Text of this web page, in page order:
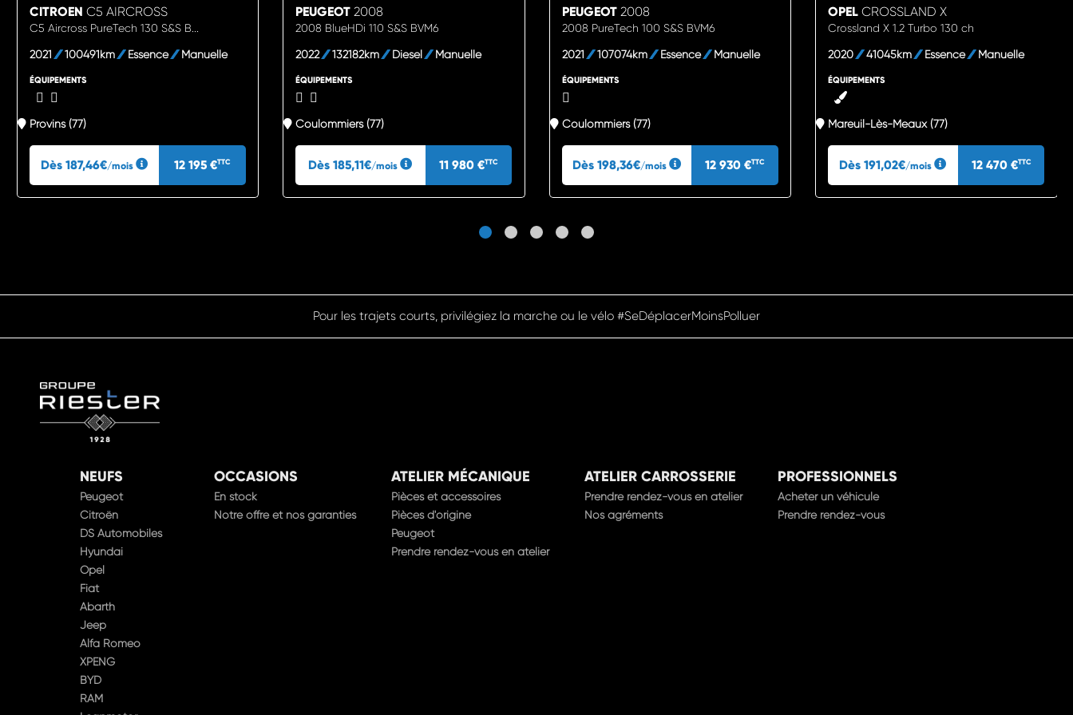
CITROEN C5 AIRCROSS
C5 Aircross PureTech 130 S&S B...
2021 100491km Essence Manuelle
ÉQUIPEMENTS
Provins (77)
Dès 187,46€/mois 12 195 €TTC
PEUGEOT 2008
2008 BlueHDi 110 S&S BVM6
2022 132182km Diesel Manuelle
ÉQUIPEMENTS
Coulommiers (77)
Dès 185,11€/mois 11 980 €TTC
PEUGEOT2008
2008 PureTech 100 S&S BVM6
2021 107074km Essence Manuelle
ÉQUIPEMENTS
Coulommiers (77)
Dès 198,36€/mois 12 930 €TTC
OPEL CROSSLAND X
Crossland X 1.2 Turbo 130 ch
2020 41045km Essence Manuelle
ÉQUIPEMENTS
Mareuil-Lès-Meaux (77)
Dès 191,02€/mois 12 470 €TTC
Pensez à covoiturer #SeDéplacerMoinsPolluer
NEUFS
Peugeot
Citroën
DS Automobiles
Hyundai
Opel
Fiat
Abarth
Jeep
Alfa Romeo
XPENG
BYD
RAM
OCCASIONS
En stock
Notre offre et nos garanties
ATELIER MÉCANIQUE
Pièces et accessoires
Pièces d'origine
Peugeot
Prendre rendez-vous en atelier
ATELIER CARROSSERIE
Prendre rendez-vous en atelier
Nos agréments
PROFESSIONNELS
Acheter un véhicule
Prendre rendez-vous